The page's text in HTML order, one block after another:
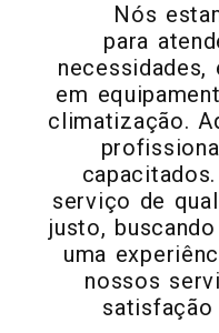
Nós
para
necessidades,
em
climatização.
serviço de
justo,
uma
nossos